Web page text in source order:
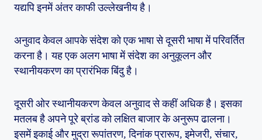
यद्यपि इनमें अंतर काफी उल्लेखनीय है।
अनुवाद केवल आपके संदेश को एक भाषा से दूसरी भाषा में परिवर्तित
करना है। यह एक अलग भाषा में संदेश का अनुकूलन और
स्थानीयकरण का प्रारंभिक बिंदु है।
दूसरी ओर स्थानीयकरण केवल अनुवाद से कहीं अधिक है। इसका
मतलब है अपने पूरे ब्रांड को लक्षित बाजार के अनुरूप ढालना।
इसमें इकाई और मुद्रा रूपांतरण, दिनांक प्रारूप, इमेजरी, संचार,